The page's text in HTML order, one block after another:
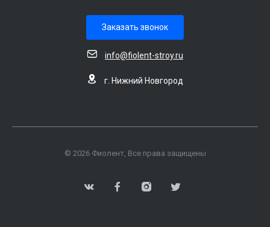
Заказать звонок
info@fiolent-stroy.ru
г. Нижний Новгород
© 2026 Фиолент, Все права защищены